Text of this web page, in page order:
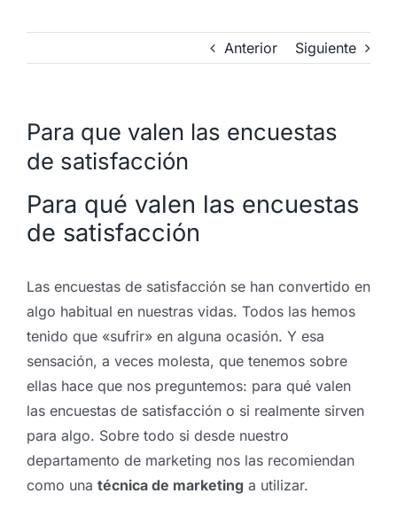
Anterior Siguiente
Para que valen las encuestas
de satisfacción
Para qué valen las encuestas
de satisfacción
Las encuestas de satisfacción se han convertido en
algo habitual en nuestras vidas. Todos las hemos
tenido que «sufrir» en alguna ocasión. Y esa
sensación, a veces molesta, que tenemos sobre
ellas hace que nos preguntemos: para qué valen
las encuestas de satisfacción o si realmente sirven
para algo. Sobre todo si desde nuestro
departamento de marketing nos las recomiendan
como una técnica de marketing a utilizar.